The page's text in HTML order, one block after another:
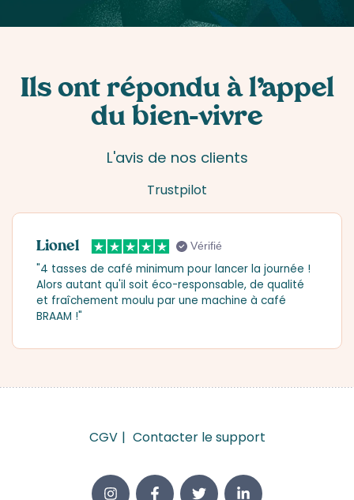
Ils ont répondu à l’appel
du bien-vivre
L'avis de nos clients
Trustpilot
Lionel Vérifié
"4 tasses de café minimum pour lancer la journée !
Alors autant qu'il soit éco-responsable, de qualité
et fraîchement moulu par une machine à café
BRAAM !"
CGV Contacter le support